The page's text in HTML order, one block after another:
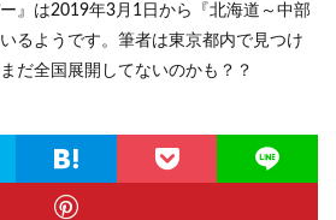
』は2019年3月1日から『北海道～中部
るようです。筆者は東京都内で見つけ
だ全国展開してないのかも？？